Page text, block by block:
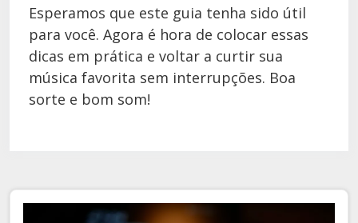
Esperamos que este guia tenha sido útil
para você. Agora é hora de colocar essas
dicas em prática e voltar a curtir sua
música favorita sem interrupções. Boa
sorte e bom som!